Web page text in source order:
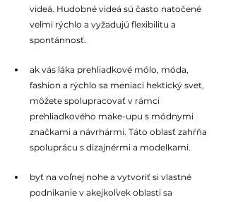
videá. Hudobné videá sú často natočené
veľmi rýchlo a vyžadujú flexibilitu a
spontánnosť.
ak vás láka prehliadkové mólo, móda,
fashion a rýchlo sa meniaci hektický svet,
môžete spolupracovať v rámci
prehliadkového make-upu s módnymi
značkami a návrhármi. Táto oblasť zahŕňa
spoluprácu s dizajnérmi a modelkami.
byť na voľnej nohe a vytvoriť si vlastné
podnikanie v akejkoľvek oblasti sa